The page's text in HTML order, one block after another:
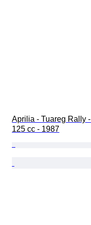
Aprilia - Tuareg Rally -
125 cc - 1987